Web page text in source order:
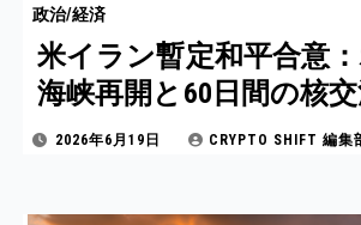
政治/経済
米イラン暫定和平合意
海峡再開と60日間の核
2026年6月19日 CRYPTO SHIFT 編集